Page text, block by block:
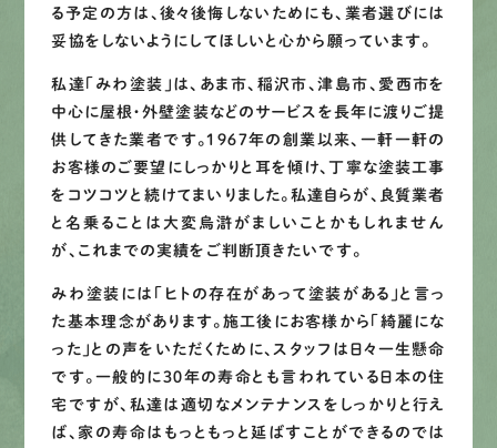
る予定の方は、後々後悔しないためにも、業者選びには
妥協をしないようにしてほしいと心から願っています。
私達「みわ塗装」は、あま市、稲沢市、津島市、愛西市を
中心に屋根・外壁塗装などのサービスを長年に渡りご提
供してきた業者です。１９６７年の創業以来、一軒一軒の
お客様のご要望にしっかりと耳を傾け、丁寧な塗装工事
をコツコツと続けてまいりました。私達自らが、良質業者
と名乗ることは大変烏滸がましいことかもしれません
が、これまでの実績をご判断頂きたいです。
みわ塗装には「ヒトの存在があって塗装がある」と言っ
た基本理念があります。施工後にお客様から「綺麗にな
った」との声をいただくために、スタッフは日々一生懸命
です。一般的に３０年の寿命とも言われている日本の住
宅ですが、私達は適切なメンテナンスをしっかりと行え
ば、家の寿命はもっともっと延ばすことができるのでは